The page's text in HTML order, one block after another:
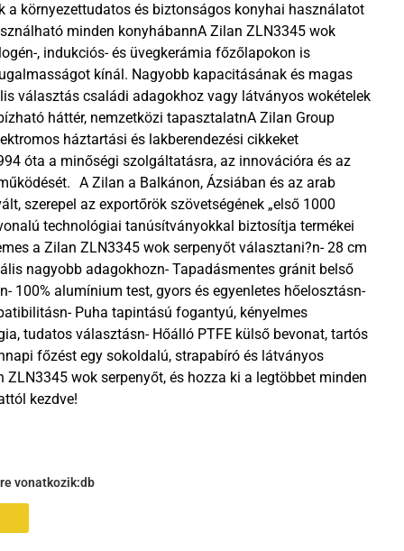
a környezettudatos és biztonságos konyhai használatot
minden konyhábannA Zilan ZLN3345 wok
, indukciós- és üvegkerámia főzőlapokon is
kínál. Nagyobb kapacitásának és magas
választás családi adagokhoz vagy látványos wokételek
háttér, nemzetközi tapasztalatnA Zilan Group
háztartási és lakberendezési cikkeket
óta a minőségi szolgáltatásra, az innovációra és az
A Zilan a Balkánon, Ázsiában és az arab
szerepel az exportőrök szövetségének „első 1000
technológiai tanúsítványokkal biztosítja termékei
a Zilan ZLN3345 wok serpenyőt választani?n- 28 cm
nagyobb adagokhozn- Tapadásmentes gránit belső
100% alumínium test, gyors és egyenletes hőelosztásn-
Puha tapintású fogantyú, kényelmes
tudatos választásn- Hőálló PTFE külső bevonat, tartós
főzést egy sokoldalú, strapabíró és látványos
wok serpenyőt, és hozza ki a legtöbbet minden
kezdve!
vonatkozik:db